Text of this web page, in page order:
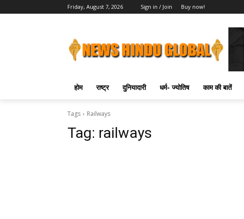
Friday, August 7, 2026 Sign in / Join Buy now!
होम राष्ट्र दुनियादारी धर्म- ज्योतिष काम की बातें
Tags Railways
Tag: railways